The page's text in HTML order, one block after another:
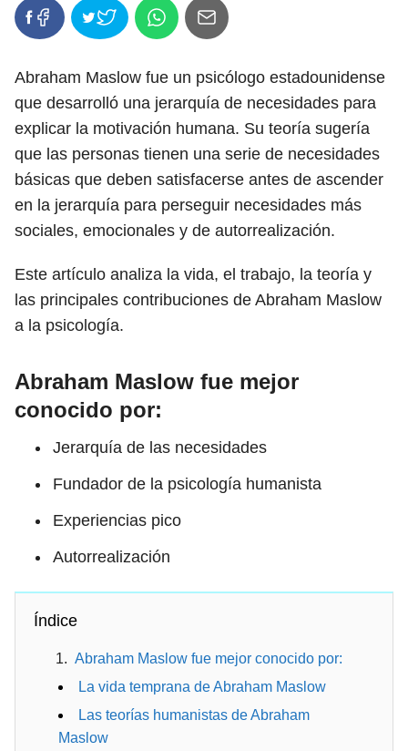
Abraham Maslow fue un psicólogo estadounidense
que desarrolló una jerarquía de necesidades para
explicar la motivación humana. Su teoría sugería
que las personas tienen una serie de necesidades
básicas que deben satisfacerse antes de ascender
en la jerarquía para perseguir necesidades más
sociales, emocionales y de autorrealización.
Este artículo analiza la vida, el trabajo, la teoría y
las principales contribuciones de Abraham Maslow
a la psicología.
Abraham Maslow fue mejor
conocido por:
Jerarquía de las necesidades
Fundador de la psicología humanista
Experiencias pico
Autorrealización
Índice
Abraham Maslow fue mejor conocido por:
La vida temprana de Abraham Maslow
Las teorías humanistas de Abraham
Maslow